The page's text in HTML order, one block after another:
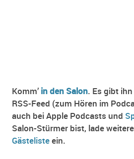
Komm’ in den Salon. Es gibt
RSS-Feed (zum Hören im
auch bei Apple Podcasts und
Salon-Stürmer bist, lade
Gästelisteein.